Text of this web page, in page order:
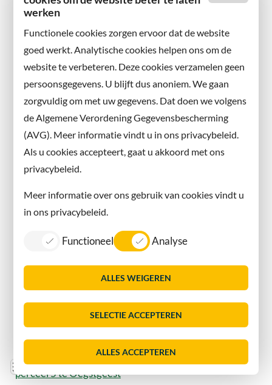
werken
Functionele cookies zorgen ervoor dat de website
goed werkt. Analytische cookies helpen ons om de
website te verbeteren. Deze cookies verzamelen geen
persoonsgegevens. U blijft dus anoniem. We gaan
zorgvuldig om met uw gegevens. Dat doen we volgens
de Algemene Verordening Gegevensbescherming
(AVG). Meer informatie vindt u in ons privacybeleid.
Als u cookies accepteert, gaat u akkoord met ons
privacybeleid.
Meer informatie over ons gebruik van cookies vindt u
in ons privacybeleid.
Functioneel Analyse
ALLES WEIGEREN
SELECTIE ACCEPTEREN
ALLES ACCEPTEREN
LijstConsent
Besluit naamgeving Estriksingel / Plaveiplantsoen /
Pironpad / Rijnsteenstraat / Tufsteenstraat
maandag 22 juni 2026
Toestemming voor het uitbreiden van de 1e verdieping
aan achterzijde (verlengen bestaande kap en plaatsen
dakkapel) - Willibrordlaan 30 2343AB Oegstgeest
maandag 22 juni 2026
Toestemming voor het in- en extern wijzigen van de
woning - Wijttenbachweg 3 2341VX Oegstgeest
vrijdag 19 juni 2026
Toestemming voor het restaureren van 3 zitbanken in
het Julianapark - Willem de Zwijgerlaan 23T,
vrijdag 19 juni 2026
vrijdag 19 juni 2026
Aanvraag voor het plaatsen van een laadpaal op het
parkeerterrein aan Papaverlaan ter hoogte van
perceel 5 te Oegstgeest